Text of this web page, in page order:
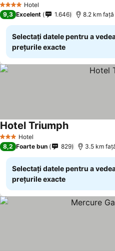
4 Stele Hotel
9,3 Excelent 1.646 8.2 km faţă
Selectați datele pentru a
prețurile exacte
3 SteleHotel
Hotel Triumph
8,2 Foarte bun 829 3.5 km
Selectați datele pentru a
prețurile exacte